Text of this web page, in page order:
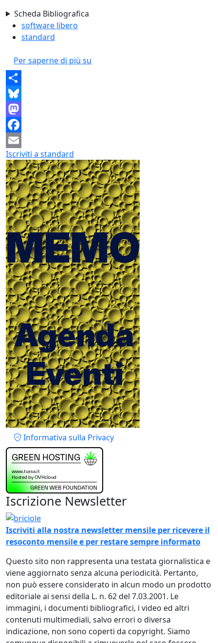
Scheda Bibliografica
software libero
standard
Per saperne di più su
Share
Bluesky
Mastodon
Facebook
Email
Iscriviti a standard
Piè di pagina
Informativa sulla Privacy
Iscrizione Newsletter
Immagine
Iscriviti alla nostra newsletter mensile per ricevere il
resoconto mensile e per restare sempre informato
Questo sito non rappresenta una testata giornalistica e
viene aggiornato senza alcuna periodicità. Pertanto,
non può essere considerato in alcun modo un prodotto
editoriale ai sensi della L. n. 62 del 7.03.2001. Le
immagini, i documenti bibliografici, i video ed altri
contenuti multimediali, salvo errori o diversa
indicazione, non sono coperti da copyright. Siamo